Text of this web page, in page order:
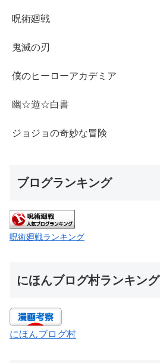
呪術廻戦
鬼滅の刃
僕のヒーローアカデミア
幽☆遊☆白書
ジョジョの奇妙な冒険
ブログランキング
呪術廻戦ランキング
にほんブログ村ランキング
にほんブログ村